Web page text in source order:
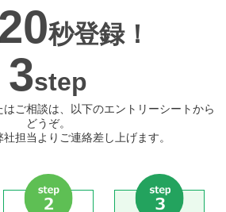
秒登録！
3step
ご相談は、以下のエントリーシートから
どうぞ。
担当よりご連絡差し上げます。